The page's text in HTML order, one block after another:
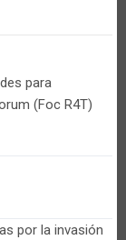
para
(Foc R4T)
por la invasión